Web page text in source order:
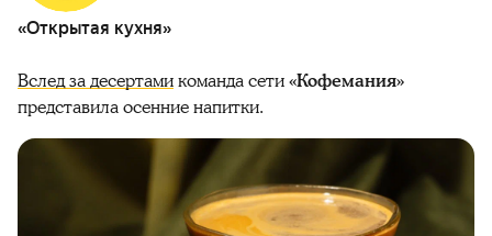
«Открытая кухня»
Вслед за десертамикоманда сети«Кофемания»
представила осенние напитки.